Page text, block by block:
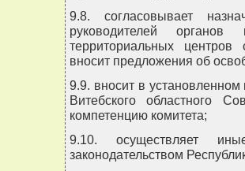
9.8. согласовывает
руководителей
территориальных центров
вносит предложения об
9.9. вносит в
Витебского областного
компетенцию комитета;
9.10. осуществляет
законодательством